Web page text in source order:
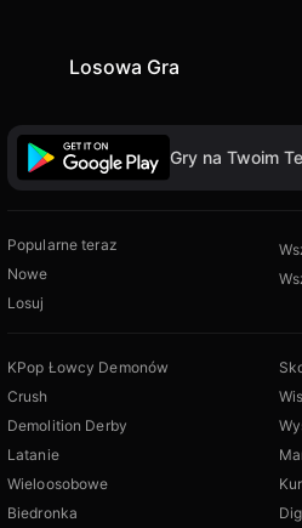
Losowa Gra
Gry na Twoim
Popularne teraz
Nowe
Losuj
KPop Łowcy Demonów
Crush
Demolition Derby
Latanie
Wieloosobowe
Biedronka